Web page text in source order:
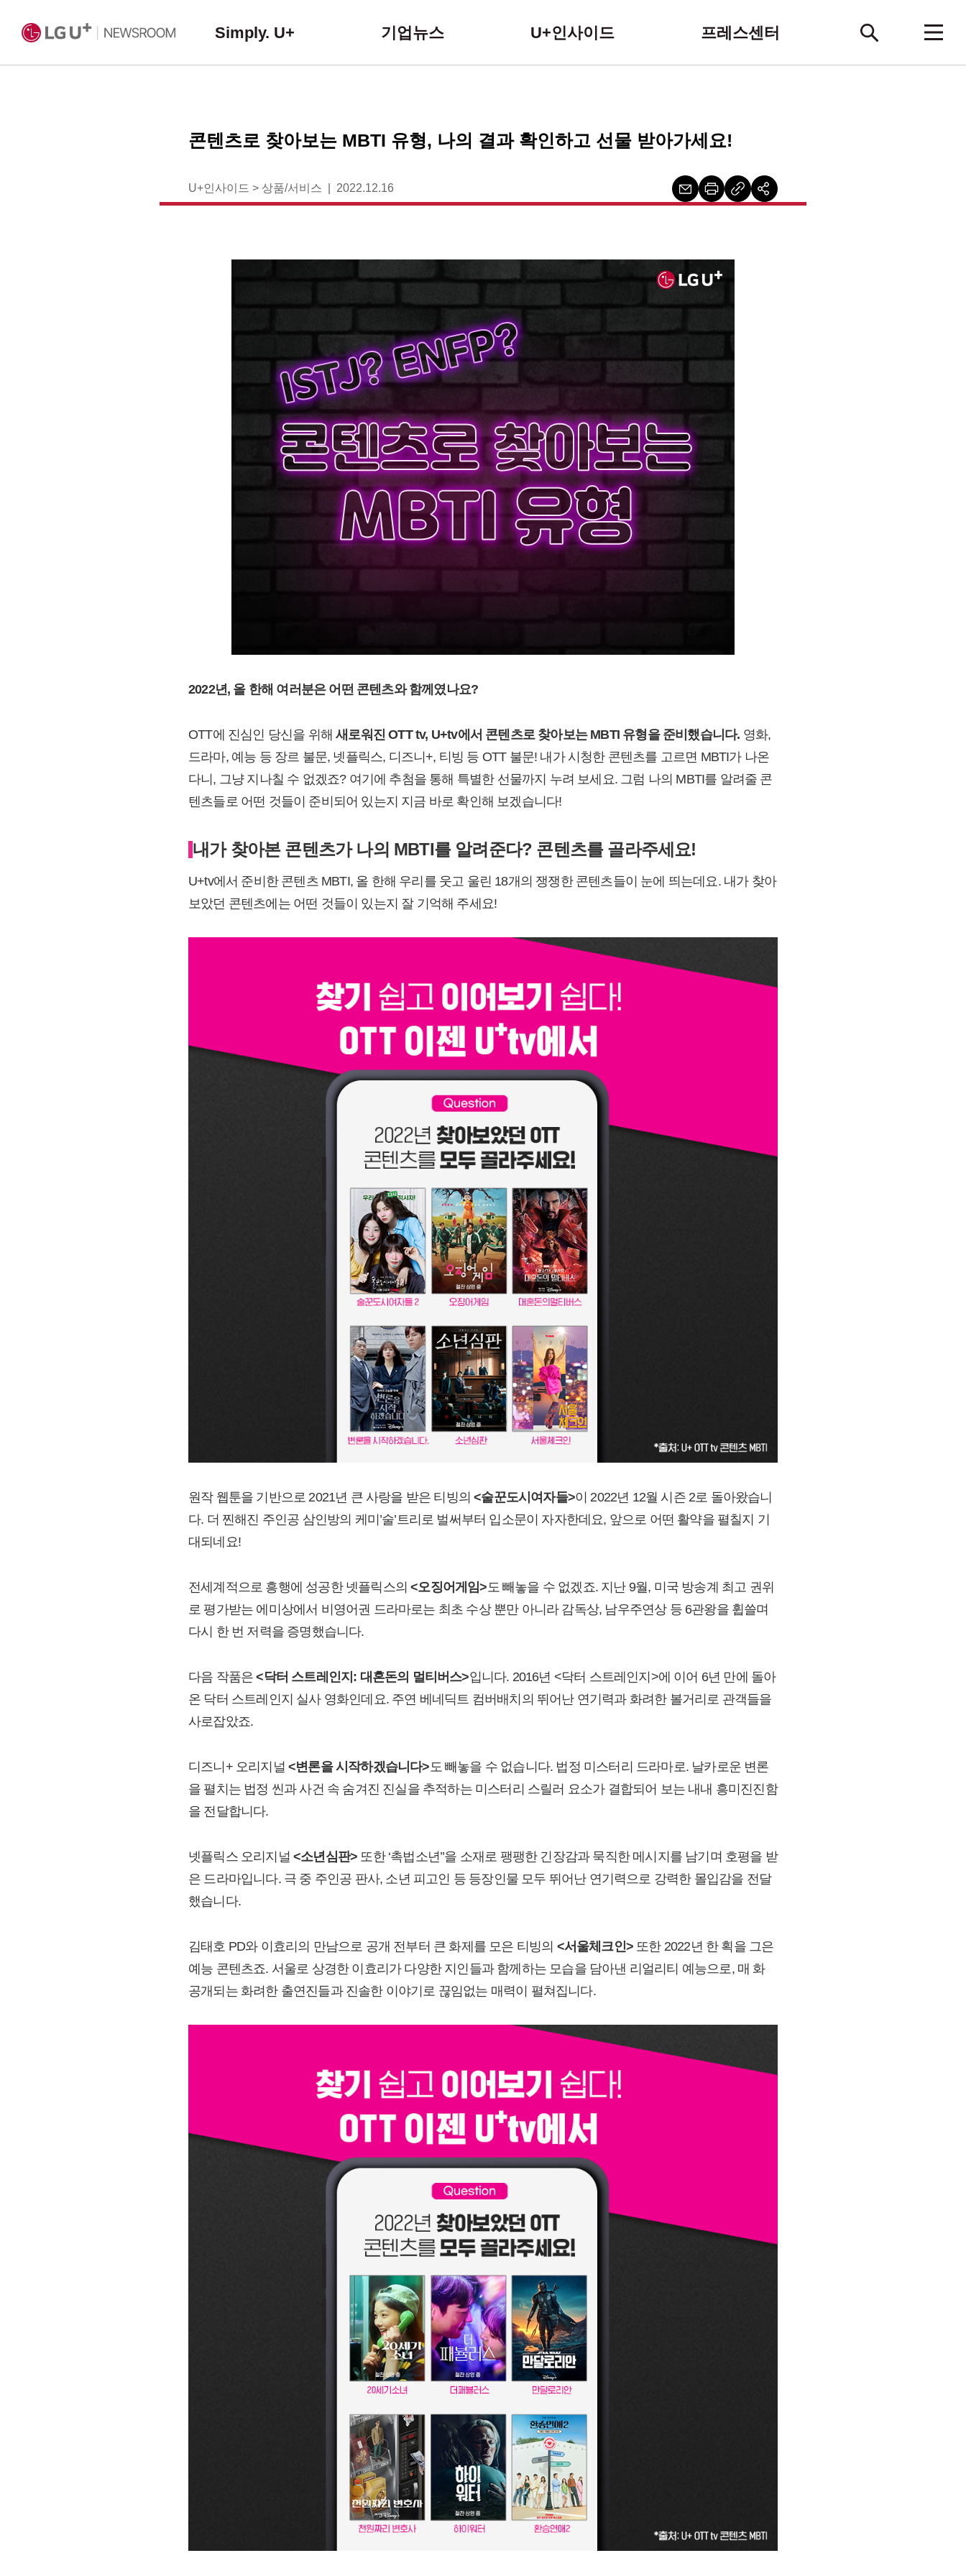
Simply. U+ 기업뉴스 U+인사이드 프레스센터
콘텐츠로 찾아보는 MBTI 유형, 나의 결과 확인하고 선물 받아가세요!
U+인사이드 > 상품/서비스 2022.12.16
2022년, 올 한해 여러분은 어떤 콘텐츠와 함께였나요?
OTT에 진심인 당신을 위해새로워진 OTT tv, U+tv에서 콘텐츠로 찾아보는 MBTI 유형을 준비했습니다. 영화,
드라마, 예능 등 장르 불문, 넷플릭스, 디즈니+, 티빙 등 OTT 불문! 내가 시청한 콘텐츠를 고르면 MBTI가 나온
다니, 그냥 지나칠 수 없겠죠? 여기에 추첨을 통해 특별한 선물까지 누려 보세요. 그럼 나의 MBTI를 알려줄 콘
텐츠들로 어떤 것들이 준비되어 있는지 지금 바로 확인해 보겠습니다!
내가 찾아본 콘텐츠가 나의 MBTI를 알려준다? 콘텐츠를 골라주세요!
U+tv에서 준비한 콘텐츠 MBTI, 올 한해 우리를 웃고 울린 18개의 쟁쟁한 콘텐츠들이 눈에 띄는데요. 내가 찾아
보았던 콘텐츠에는 어떤 것들이 있는지 잘 기억해 주세요!
원작 웹툰을 기반으로 2021년 큰 사랑을 받은 티빙의<술꾼도시여자들>이 2022년 12월 시즌 2로 돌아왔습니
다. 더 찐해진 주인공 삼인방의 케미’술’트리로 벌써부터 입소문이 자자한데요, 앞으로 어떤 활약을 펼칠지 기
대되네요!
전세계적으로 흥행에 성공한 넷플릭스의<오징어게임>도 빼놓을 수 없겠죠. 지난 9월, 미국 방송계 최고 권위
로 평가받는 에미상에서 비영어권 드라마로는 최초 수상 뿐만 아니라 감독상, 남우주연상 등 6관왕을 휩쓸며
다시 한 번 저력을 증명했습니다.
다음 작품은<닥터 스트레인지: 대혼돈의 멀티버스>입니다. 2016년 <닥터 스트레인지>에 이어 6년 만에 돌아
온 닥터 스트레인지 실사 영화인데요. 주연 베네딕트 컴버배치의 뛰어난 연기력과 화려한 볼거리로 관객들을
사로잡았죠.
디즈니+ 오리지널 <변론을 시작하겠습니다>도 빼놓을 수 없습니다. 법정 미스터리 드라마로. 날카로운 변론
을 펼치는 법정 씬과 사건 속 숨겨진 진실을 추적하는 미스터리 스릴러 요소가 결합되어 보는 내내 흥미진진함
을 전달합니다.
넷플릭스 오리지널 <소년심판> 또한 ‘촉법소년’’을 소재로 팽팽한 긴장감과 묵직한 메시지를 남기며 호평을 받
은 드라마입니다. 극 중 주인공 판사, 소년 피고인 등 등장인물 모두 뛰어난 연기력으로 강력한 몰입감을 전달
했습니다.
김태호 PD와 이효리의 만남으로 공개 전부터 큰 화제를 모은 티빙의 <서울체크인> 또한 2022년 한 획을 그은
예능 콘텐츠죠. 서울로 상경한 이효리가 다양한 지인들과 함께하는 모습을 담아낸 리얼리티 예능으로, 매 화
공개되는 화려한 출연진들과 진솔한 이야기로 끊임없는 매력이 펼쳐집니다.